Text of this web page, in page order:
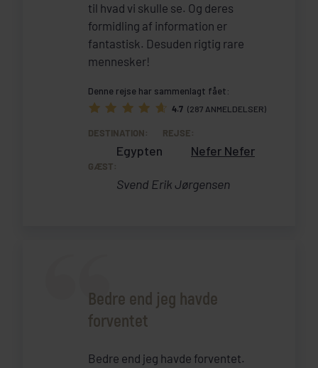
til hvad vi skulle se. Og deres
formidling af information er
fantastisk. Desuden rigtig rare
mennesker!
Denne rejse har sammenlagt fået:
4.7 (287 ANMELDELSER)
DESTINATION:
Egypten
REJSE:
Nefer Nefer
GÆST:
Svend Erik Jørgensen
Bedre end jeg havde
forventet
Bedre end jeg havde forventet.